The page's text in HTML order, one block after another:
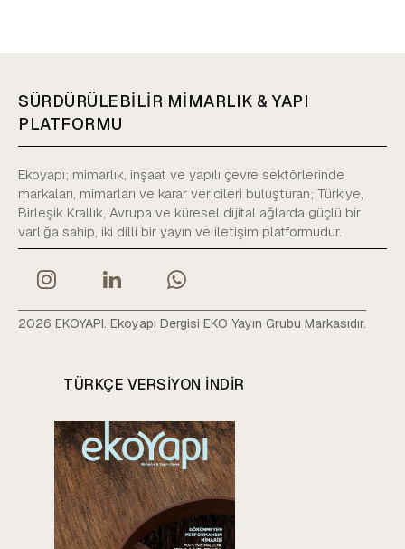
SÜRDÜRÜLEBİLİR MİMARLIK & YAPI
PLATFORMU
Ekoyapı; mimarlık, inşaat ve yapılı çevre sektörlerinde
markaları, mimarları ve karar vericileri buluşturan; Türkiye,
Birleşik Krallık, Avrupa ve küresel dijital ağlarda güçlü bir
varlığa sahip, iki dilli bir yayın ve iletişim platformudur.
2026 EKOYAPI. Ekoyapı Dergisi EKO Yayın Grubu Markasıdır.
TÜRKÇE VERSIYON INDIR